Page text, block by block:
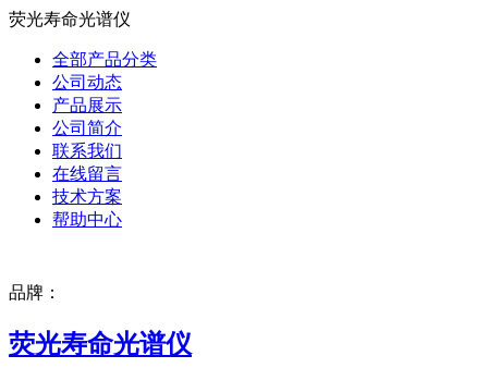
荧光寿命光谱仪
全部产品分类
公司动态
产品展示
公司简介
联系我们
在线留言
技术方案
帮助中心
品牌：
荧光寿命光谱仪